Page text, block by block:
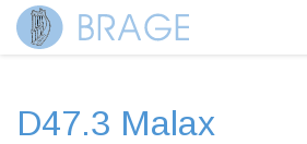
D47.3 Malax